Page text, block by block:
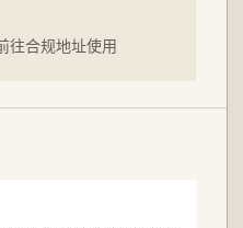
往合规地址使用